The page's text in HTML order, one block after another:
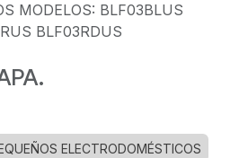
MODELOS: BLF03BLUS
BLF03RDUS
ELECTRODOMÉSTICOS